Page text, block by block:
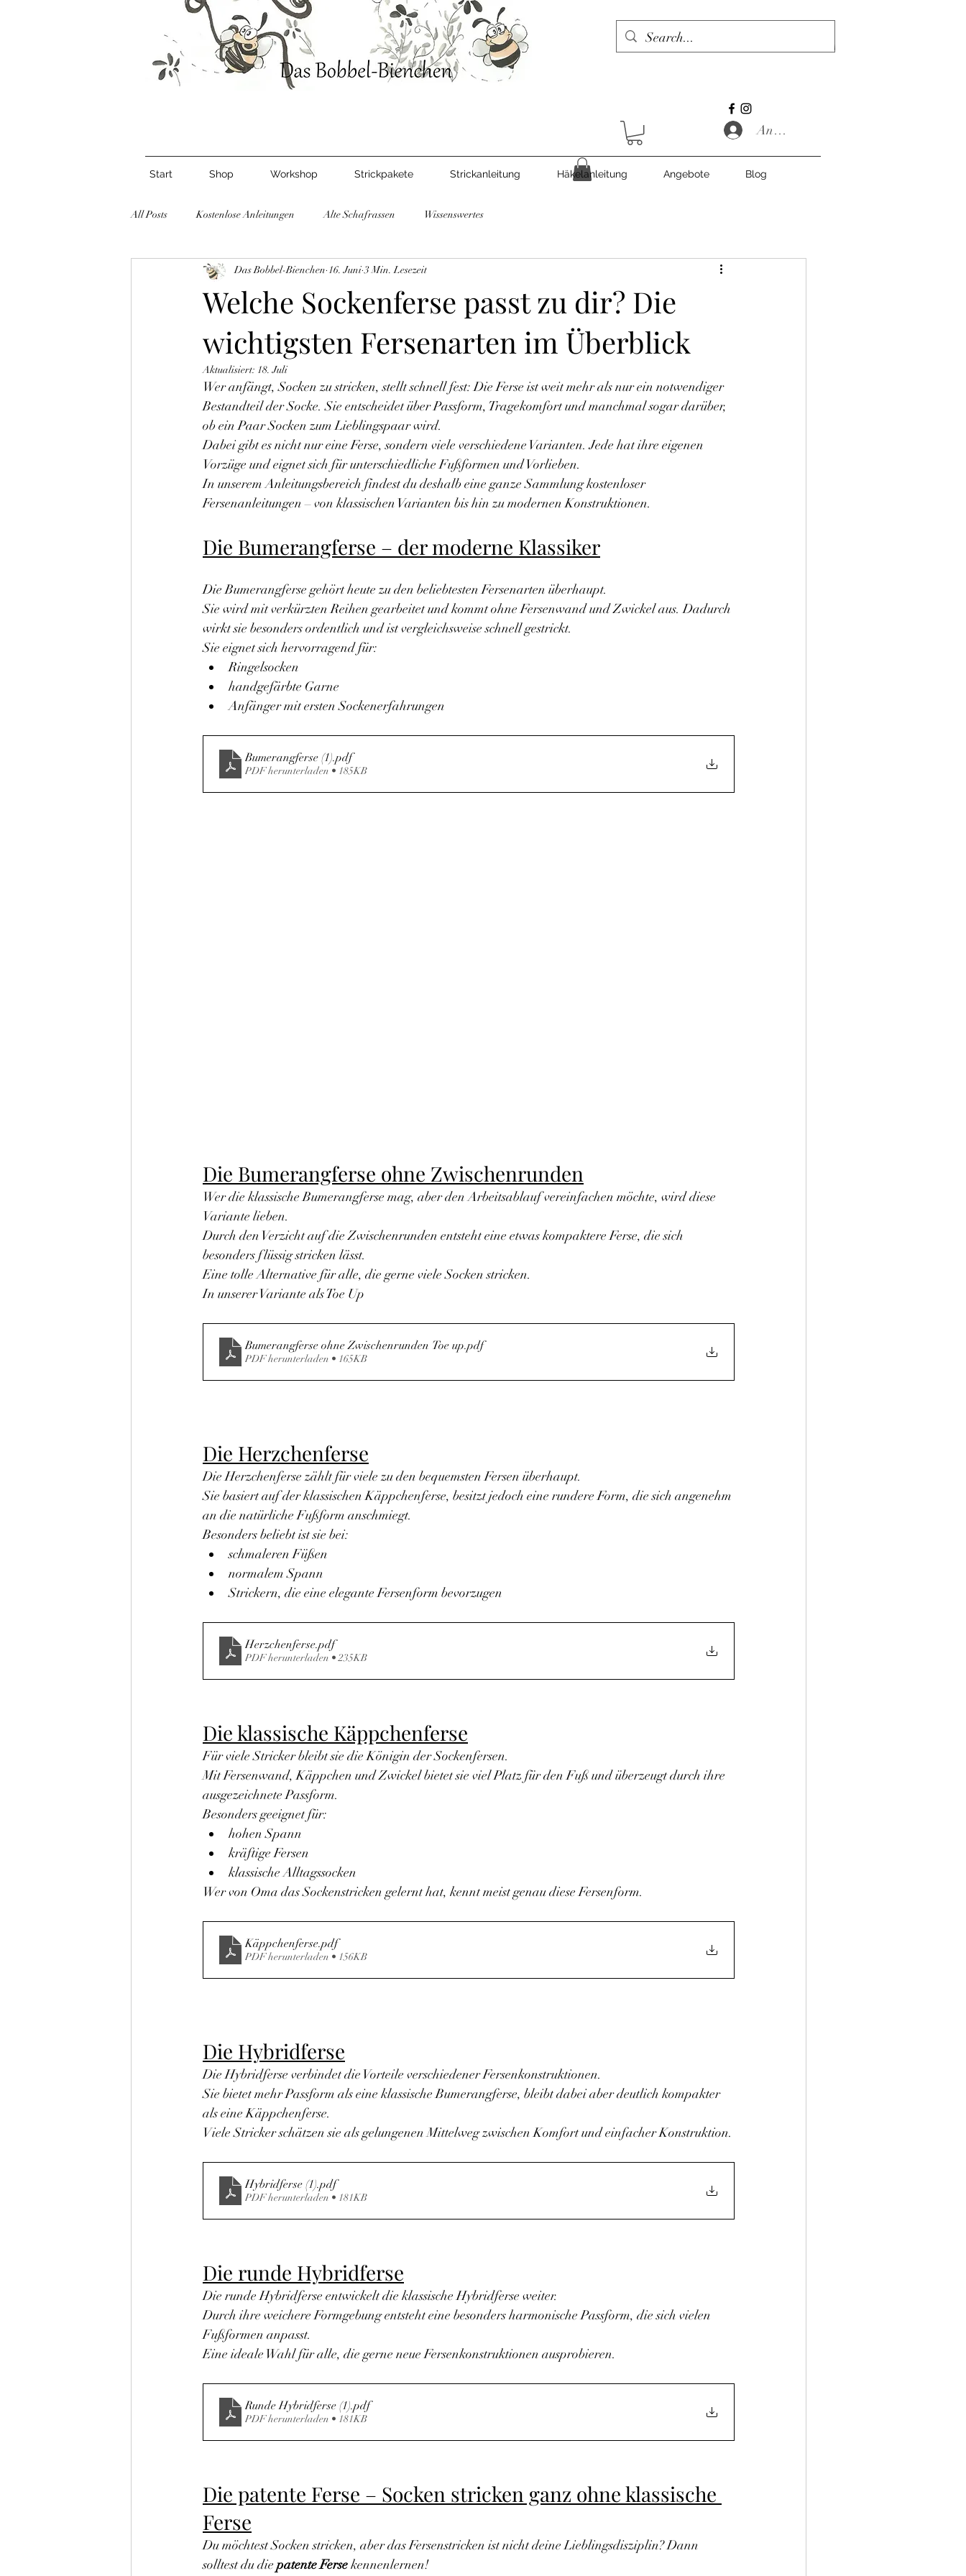
Anmelden
Start Shop Workshop Strickpakete Strickanleitung Häkelanleitung Angebote Blog
All Posts Kostenlose Anleitungen Alte Schafrassen Wissenswertes
Welche Sockenferse passt zu dir? Die
wichtigsten Fersenarten im Überblick
Das Bobbel-Bienchen 16. Juni 3 Min. Lesezeit
Aktualisiert: 18. Juli
Wer anfängt, Socken zu stricken, stellt schnell fest: Die Ferse ist weit mehr als nur ein notwendiger
Bestandteil der Socke. Sie entscheidet über Passform, Tragekomfort und manchmal sogar darüber,
ob ein Paar Socken zum Lieblingspaar wird.
Dabei gibt es nicht nur eine Ferse, sondern viele verschiedene Varianten. Jede hat ihre eigenen
Vorzüge und eignet sich für unterschiedliche Fußformen und Vorlieben.
In unserem Anleitungsbereich findest du deshalb eine ganze Sammlung kostenloser
Fersenanleitungen – von klassischen Varianten bis hin zu modernen Konstruktionen.
Die Bumerangferse – der moderne Klassiker
Die Bumerangferse gehört heute zu den beliebtesten Fersenarten überhaupt.
Sie wird mit verkürzten Reihen gearbeitet und kommt ohne Fersenwand und Zwickel aus. Dadurch
wirkt sie besonders ordentlich und ist vergleichsweise schnell gestrickt.
Sie eignet sich hervorragend für:
Ringelsocken
handgefärbte Garne
Anfänger mit ersten Sockenerfahrungen
Bumerangferse (1).pdf
PDF herunterladen • 185KB
Die Bumerangferse ohne Zwischenrunden
Wer die klassische Bumerangferse mag, aber den Arbeitsablauf vereinfachen möchte, wird diese
Variante lieben.
Durch den Verzicht auf die Zwischenrunden entsteht eine etwas kompaktere Ferse, die sich
besonders flüssig stricken lässt.
Eine tolle Alternative für alle, die gerne viele Socken stricken.
In unserer Variante als Toe Up
Bumerangferse ohne Zwischenrunden Toe up.pdf
PDF herunterladen • 165KB
Die Herzchenferse
Die Herzchenferse zählt für viele zu den bequemsten Fersen überhaupt.
Sie basiert auf der klassischen Käppchenferse, besitzt jedoch eine rundere Form, die sich angenehm
an die natürliche Fußform anschmiegt.
Besonders beliebt ist sie bei:
schmaleren Füßen
normalem Spann
Strickern, die eine elegante Fersenform bevorzugen
Herzchenferse.pdf
PDF herunterladen • 235KB
Die klassische Käppchenferse
Für viele Stricker bleibt sie die Königin der Sockenfersen.
Mit Fersenwand, Käppchen und Zwickel bietet sie viel Platz für den Fuß und überzeugt durch ihre
ausgezeichnete Passform.
Besonders geeignet für:
hohen Spann
kräftige Fersen
klassische Alltagssocken
Wer von Oma das Sockenstricken gelernt hat, kennt meist genau diese Fersenform.
Käppchenferse.pdf
PDF herunterladen • 156KB
Die Hybridferse
Die Hybridferse verbindet die Vorteile verschiedener Fersenkonstruktionen.
Sie bietet mehr Passform als eine klassische Bumerangferse, bleibt dabei aber deutlich kompakter
als eine Käppchenferse.
Viele Stricker schätzen sie als gelungenen Mittelweg zwischen Komfort und einfacher Konstruktion.
Hybridferse (1).pdf
PDF herunterladen • 181KB
Die runde Hybridferse
Die runde Hybridferse entwickelt die klassische Hybridferse weiter.
Durch ihre weichere Formgebung entsteht eine besonders harmonische Passform, die sich vielen
Fußformen anpasst.
Eine ideale Wahl für alle, die gerne neue Fersenkonstruktionen ausprobieren.
Runde Hybridferse (1).pdf
PDF herunterladen • 181KB
Die patente Ferse – Socken stricken ganz ohne klassische
Ferse
Du möchtest Socken stricken, aber das Fersenstricken ist nicht deine Lieblingsdisziplin? Dann
solltest du die patente Ferse kennenlernen!